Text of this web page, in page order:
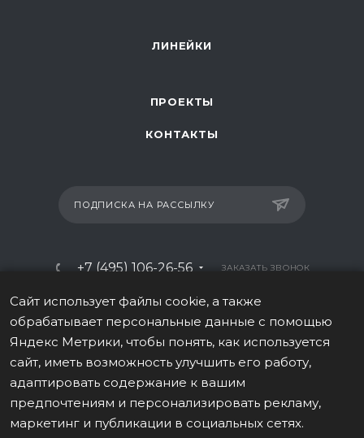
ЛИНЕЙКИ
ПРОЕКТЫ
КОНТАКТЫ
ПОДПИСКА НА РАССЫЛКУ
+7 (495) 106-26-56 ЗАКАЗАТЬ ЗВОНОК
info@italy-sport.ru
Москва, ул. Мосфильмовская 42с1
Сайт использует файлы cookie, а также
обрабатывает персональные данные с помощью
Яндекс Метрики, чтобы понять, как используется
сайт, иметь возможность улучшить его работу,
адаптировать содержание к вашим
предпочтениям и персонализировать рекламу,
маркетинг и публикации в социальных сетях.